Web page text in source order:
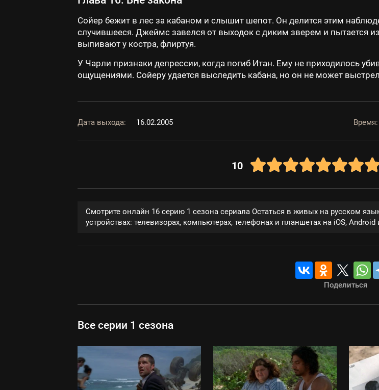
Сойер бежит в лес за кабаном и слышит шепот. Он делится этим
случившееся. Джеймс завелся от выходок с диким зверем и пытается
выпивают у костра, флиртуя.
У Чарли признаки депрессии, когда погиб Итан. Ему не приходилось
ощущениями. Сойеру удается выследить кабана, но он не может
Дата выхода: 16.02.2005 Время:
10
Смотрите онлайн 16 серию 1 сезона сериала Остаться в живых на русском
устройствах: телевизорах, компьютерах, телефонах и планшетах на iOS, Android
Поделиться
Все серии 1 сезона